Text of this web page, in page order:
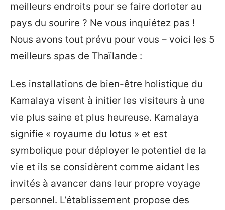
meilleurs endroits pour se faire dorloter au
pays du sourire ? Ne vous inquiétez pas !
Nous avons tout prévu pour vous – voici les 5
meilleurs spas de Thaïlande :
Les installations de bien-être holistique du
Kamalaya visent à initier les visiteurs à une
vie plus saine et plus heureuse. Kamalaya
signifie « royaume du lotus » et est
symbolique pour déployer le potentiel de la
vie et ils se considèrent comme aidant les
invités à avancer dans leur propre voyage
personnel. L’établissement propose des